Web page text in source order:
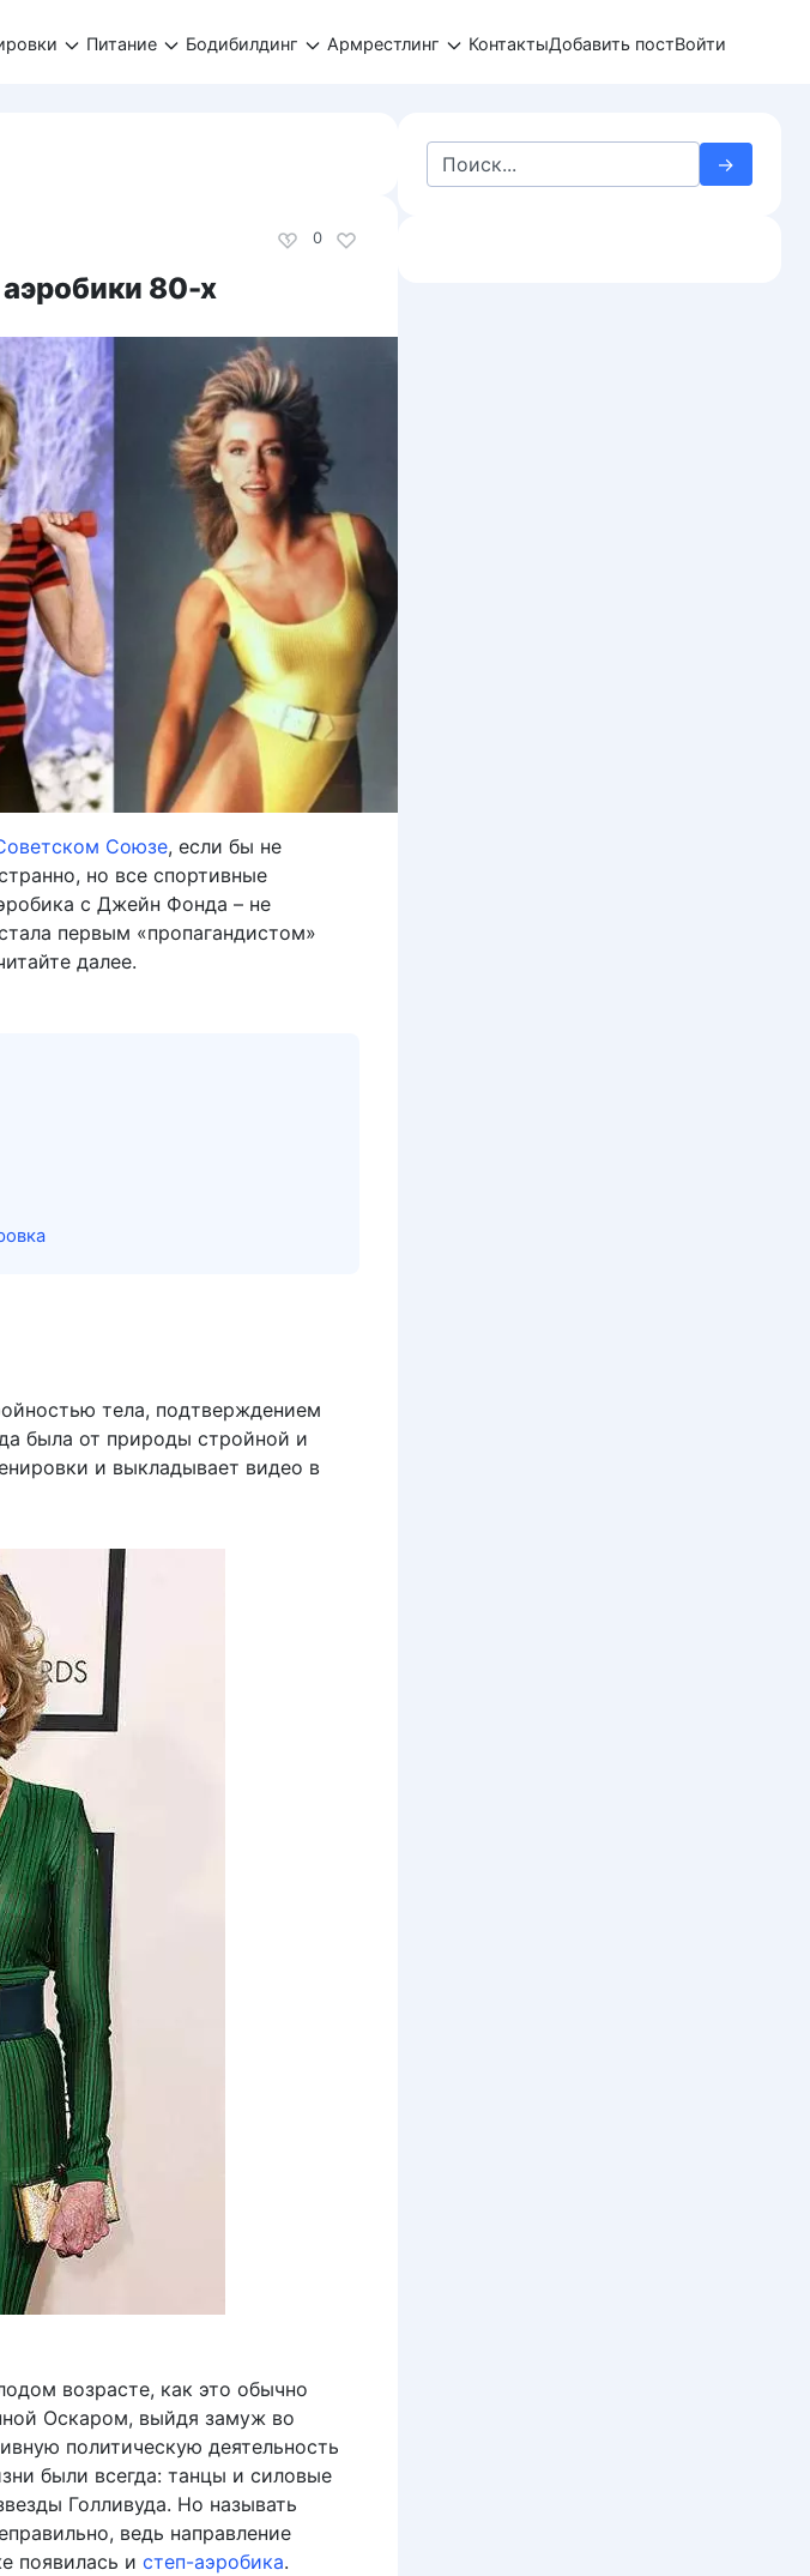
Питание Бодибилдинг Армрестлинг КонтактыДобавить постВойти
0
80-х
Союзе, если бы не
но все спортивные
с Джейн Фонда – не
первым «пропагандистом»
далее.
тела, подтверждением
была от природы стройной и
и выкладывает видео в
возрасте, как это обычно
Оскаром, выйдя замуж во
политическую деятельность
были всегда: танцы и силовые
Голливуда. Но называть
ведь направление
появилась и степ-аэробика.
Search
for: